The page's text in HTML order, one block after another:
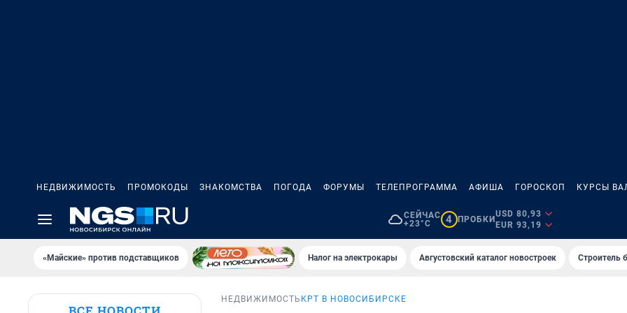
НЕДВИЖИМОСТЬ ПРОМОКОДЫ ЗНАКОМСТВА ПОГОДА ФОРУМЫ ТЕЛЕПРОГРАММА АФИША ГОРОСКОП КУРСЫ
СЕЙЧАС
+23°C
4 ПРОБКИ
USD 80,93
EUR 93,19
«Майские» против подставщиков Налог на электрокары Августовский каталог новостроек Строитель
НЕДВИЖИМОСТЬ КРТ В НОВОСИБИРСКЕ